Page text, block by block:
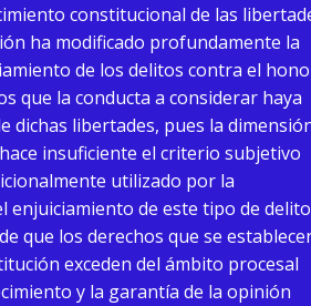
constitucional de las
ha modificado profundamente la
de los delitos contra el
que la conducta a considerar haya
dichas libertades, pues la
insuficiente el criterio subjetivo
utilizado por la
enjuiciamiento de este tipo de
que los derechos que se
exceden del ámbito procesal
y la garantía de la opinión